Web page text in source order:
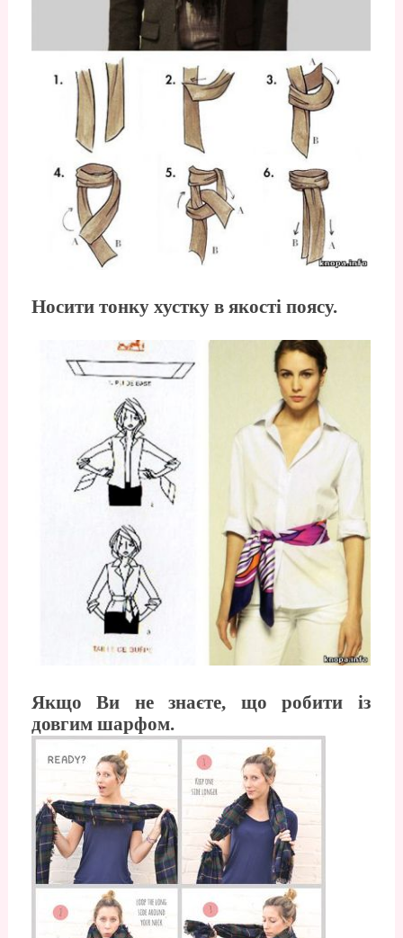
Носити тонку хустку в якості поясу.
Якщо Ви не знаєте, що робити із
довгим шарфом.